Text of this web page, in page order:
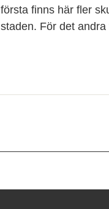
första finns här fler
staden. För det